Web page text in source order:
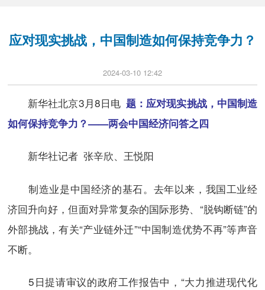
应对现实挑战，中国制造如何保持竞争力？
2024-03-10 12:42
新华社北京3月8日电 题：应对现实挑战，中国制造
如何保持竞争力？——两会中国经济问答之四
新华社记者 张辛欣、王悦阳
制造业是中国经济的基石。去年以来，我国工业经
济回升向好，但面对异常复杂的国际形势、“脱钩断链”的
外部挑战，有关“产业链外迁”“中国制造优势不再”等声音
不断。
5日提请审议的政府工作报告中，“大力推进现代化